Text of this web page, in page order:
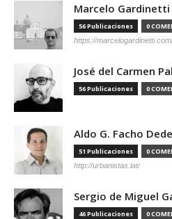
Marcelo Gardinetti
56 Publicaciones 0
https://
José del Carmen
56 Publicaciones 0
Aldo G. Facho Dede
51 Publicaciones 0
http://urbanistas.lat/
Sergio de Miguel
46 Publicaciones 0